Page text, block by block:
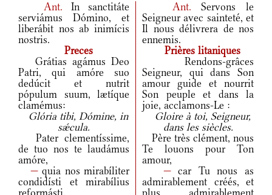
Ant. In sanctitáte
serviámus Dómino, et
liberábit nos ab inimícis
nostris.
Ant.Servons le
Seigneur avec sainteté, et
Il nous délivrera de nos
ennemis.
Preces
Prières litaniques
Grátias agámus Deo
Patri, qui amóre suo
dedúcit et nutrit
pópulum suum, lætíque
clamémus:
Rendons-grâces
Seigneur, qui dans Son
amour guide et nourrit
Son peuple et dans la
joie, acclamons-Le :
Glória tibi, Dómine, in
sǽcula.
Gloire à toi, Seigneur,
dans les siècles.
Pater clementíssime,
de tuo nos te laudámus
amóre,
Père très clément, nous
Te louons pour Ton
amour,
—quia nos mirabíliter
condidísti et mirabílius
—car Tu nous as
admirablement créés, et